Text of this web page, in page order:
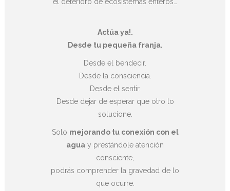
Actúa ya!.
Desde tu pequeña franja.
Desde el bendecir.
Desde la consciencia.
Desde el sentir.
Desde dejar de esperar que otro lo
solucione.
Solo mejorando tu conexión con el
agua y prestándole atención
consciente,
podrás comprender la gravedad de lo
que ocurre.